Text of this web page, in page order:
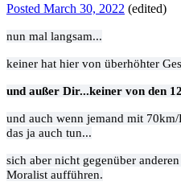
Posted March 30, 2022 (edited)
nun mal langsam...
keiner hat hier von überhöhter
und außer Dir...keiner von den
und auch wenn jemand mit
das ja auch tun...
sich aber nicht gegenüber
Moralist aufführen.